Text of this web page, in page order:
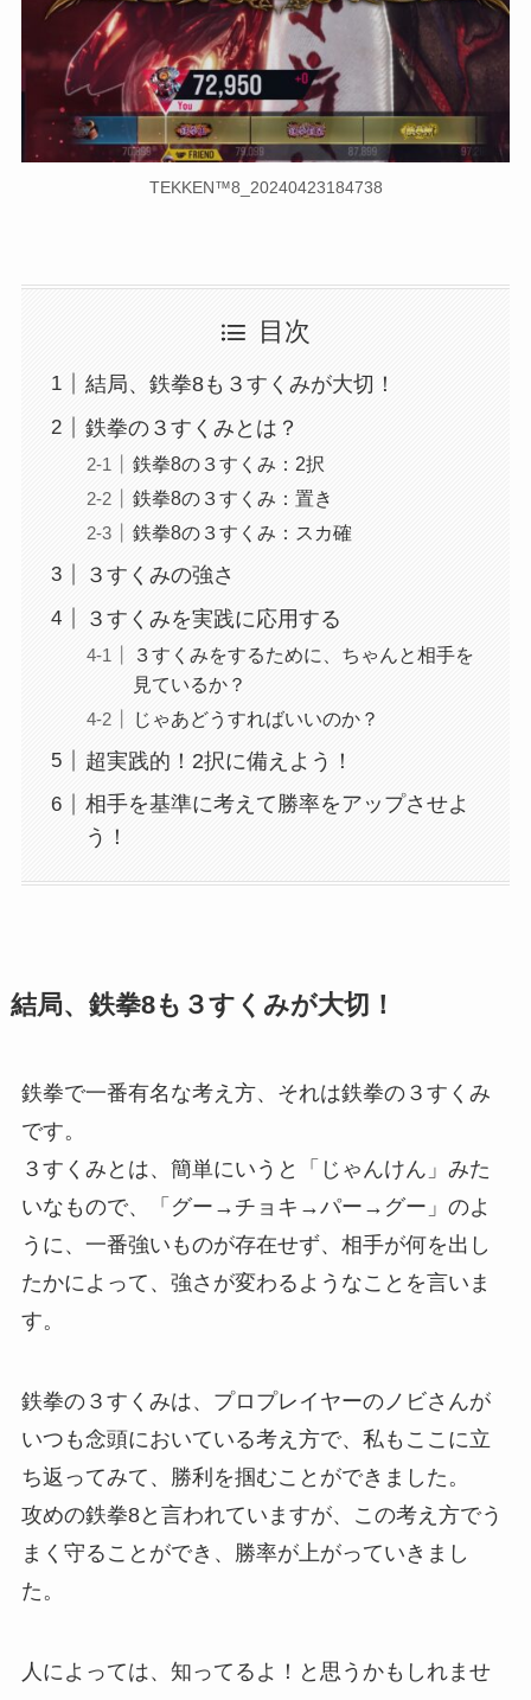
TEKKEN™8_20240423184738
目次
結局、鉄拳8も３すくみが大切！
鉄拳の３すくみとは？
鉄拳8の３すくみ：2択
鉄拳8の３すくみ：置き
鉄拳8の３すくみ：スカ確
３すくみの強さ
３すくみを実践に応用する
３すくみをするために、ちゃんと相手を
見ているか？
じゃあどうすればいいのか？
超実践的！2択に備えよう！
相手を基準に考えて勝率をアップさせよ
う！
結局、鉄拳8も３すくみが大切！
鉄拳で一番有名な考え方、それは鉄拳の３すくみ
です。
３すくみとは、簡単にいうと「じゃんけん」みた
いなもので、「グー→チョキ→パー→グー」のよ
うに、一番強いものが存在せず、相手が何を出し
たかによって、強さが変わるようなことを言いま
す。
鉄拳の３すくみは、プロプレイヤーのノビさんが
いつも念頭においている考え方で、私もここに立
ち返ってみて、勝利を掴むことができました。
攻めの鉄拳8と言われていますが、この考え方でう
まく守ることができ、勝率が上がっていきまし
た。
人によっては、知ってるよ！と思うかもしれませ